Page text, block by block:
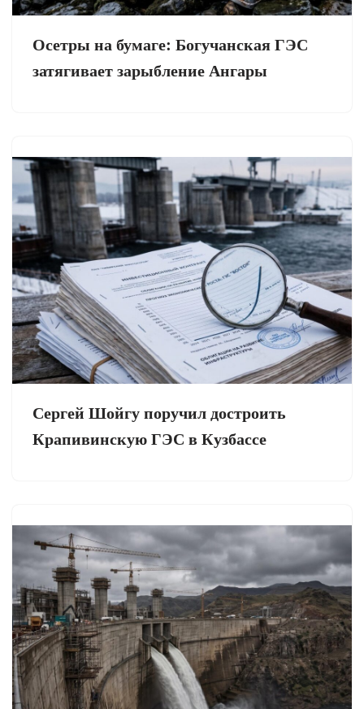
Осетры на бумаге: Богучанская ГЭС
затягивает зарыбление Ангары
Сергей Шойгу поручил достроить
Крапивинскую ГЭС в Кузбассе